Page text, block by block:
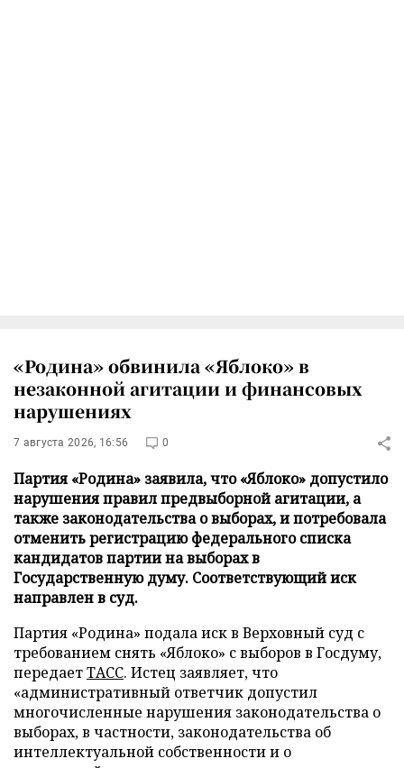
«Родина» обвинила «Яблоко» в
незаконной агитации и финансовых
нарушениях
7 августа 2026, 16:56 0
Партия «Родина» заявила, что «Яблоко» допустило
нарушения правил предвыборной агитации, а
также законодательства о выборах, и потребовала
отменить регистрацию федерального списка
кандидатов партии на выборах в
Государственную думу. Соответствующий иск
направлен в суд.
Партия «Родина» подала иск в Верховный суд с
требованием снять «Яблоко» с выборов в Госдуму,
передаетТАСС. Истец заявляет, что
«административный ответчик допустил
многочисленные нарушения законодательства о
выборах, в частности, законодательства об
интеллектуальной собственности и о